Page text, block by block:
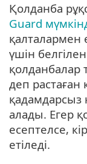
Қолданба
Guard
қалталармен
үшін
қолданбалар
деп растаған
қадамдарсыз
алады. Егер
есептелсе,
етіледі.